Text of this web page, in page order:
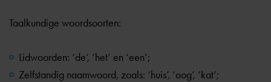
Taalkundige woordsoorten:
Lidwoorden: ‘de’, ‘het’ en ‘een’;
Zelfstandig naamwoord, zoals: ‘huis’, ‘oog’, ‘kat’;